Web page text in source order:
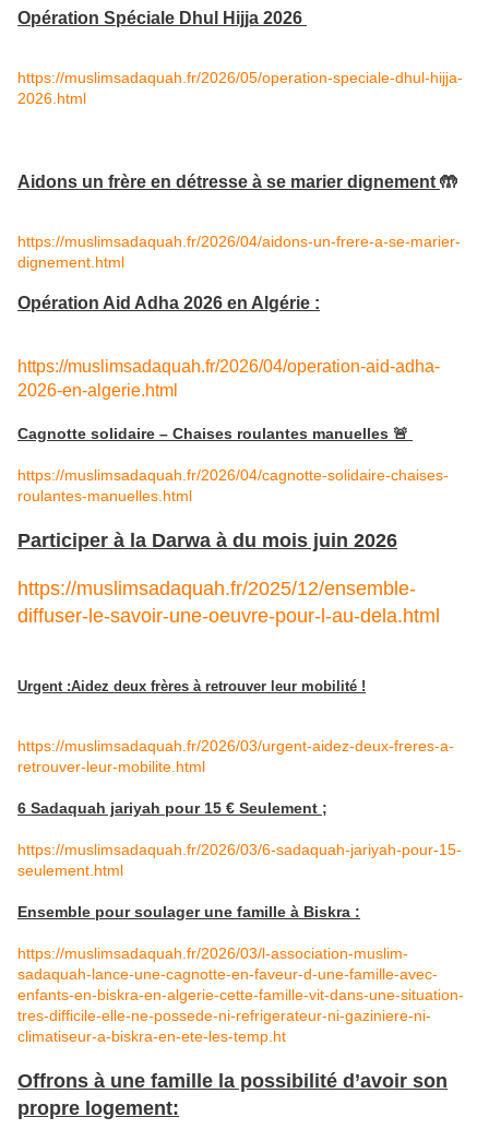
Opération Spéciale Dhul Hijja 2026
https://muslimsadaquah.fr/2026/05/operation-speciale-dhul-hijja-
2026.html
Aidons un frère en détresse à se marier dignement 🤲
https://muslimsadaquah.fr/2026/04/aidons-un-frere-a-se-marier-
dignement.html
Opération Aid Adha 2026 en Algérie :
https://muslimsadaquah.fr/2026/04/operation-aid-adha-
2026-en-algerie.html
Cagnotte solidaire – Chaises roulantes manuelles 🚨
https://muslimsadaquah.fr/2026/04/cagnotte-solidaire-chaises-
roulantes-manuelles.html
Participer à la Darwa à du mois juin 2026
https://muslimsadaquah.fr/2025/12/ensemble-
diffuser-le-savoir-une-oeuvre-pour-l-au-dela.html
Urgent :Aidez deux frères à retrouver leur mobilité !
https://muslimsadaquah.fr/2026/03/urgent-aidez-deux-freres-a-
retrouver-leur-mobilite.html
6 Sadaquah jariyah pour 15 € Seulement ;
https://muslimsadaquah.fr/2026/03/6-sadaquah-jariyah-pour-15-
seulement.html
Ensemble pour soulager une famille à Biskra :
https://muslimsadaquah.fr/2026/03/l-association-muslim-
sadaquah-lance-une-cagnotte-en-faveur-d-une-famille-avec-
enfants-en-biskra-en-algerie-cette-famille-vit-dans-une-situation-
tres-difficile-elle-ne-possede-ni-refrigerateur-ni-gaziniere-ni-
climatiseur-a-biskra-en-ete-les-temp.ht
Offrons à une famille la possibilité d’avoir son
propre logement: